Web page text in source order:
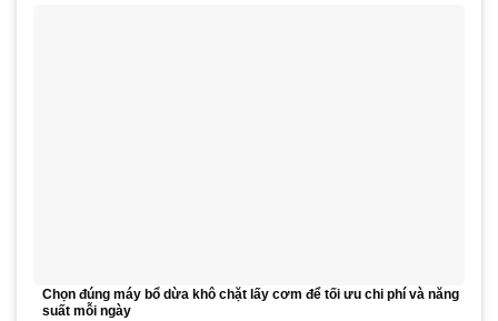
Chọn đúng máy bổ dừa khô chặt lấy cơm để tối ưu chi phí và năng
suất mỗi ngày